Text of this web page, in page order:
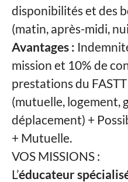
disponibilités et des
(matin, après-midi,
Avantages :
mission et 10% de
prestations du
(mutuelle, logement,
déplacement) +
+ Mutuelle.
VOS MISSIONS :
L’éducateur